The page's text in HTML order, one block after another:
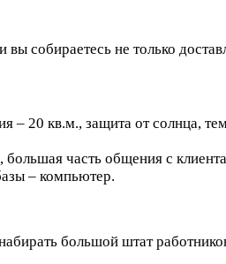
собираетесь не только
– 20 кв.м., защита от солнца,
часть общения с
– компьютер.
большой штат